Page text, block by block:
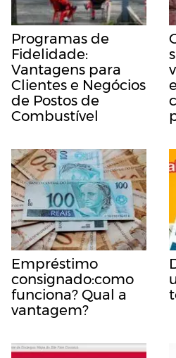
Programas de
Fidelidade:
Vantagens para
Clientes e Negócios
de Postos de
Combustível
Empréstimo
consignado:como
funciona? Qual a
vantagem?